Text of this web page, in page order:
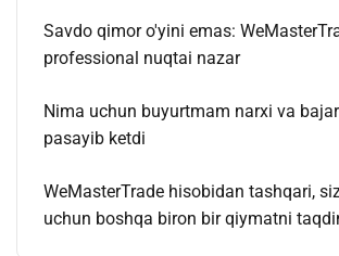
Savdo qimor o'yini emas:
professional nuqtai nazar
Nima uchun buyurtmam narxi va
pasayib ketdi
WeMasterTrade hisobidan tashqari,
uchun boshqa biron bir qiymatni